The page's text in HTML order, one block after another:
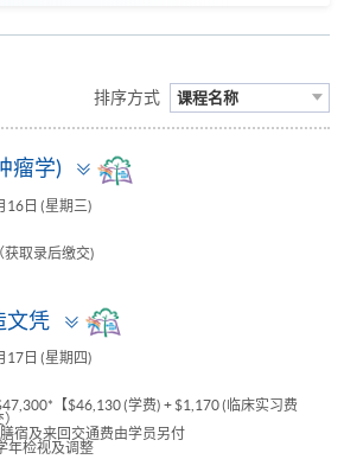
排序方式 课程名称
瘤学)
Toggle
panel
16日 (星期三)
获取录后缴交)
文凭
Toggle
panel
17日 (星期四)
【$46,130 (学费) + $1,170 (临床实习费
宿及来回交通费由学员另付
年检视及调整